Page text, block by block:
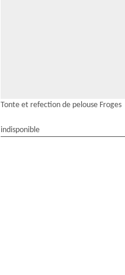
Tonte et refection de pelouse Froges
indisponible